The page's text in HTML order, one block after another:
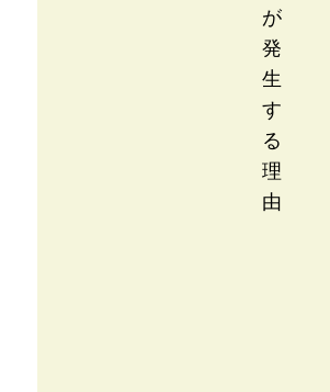
が
発
生
す
る
理
由